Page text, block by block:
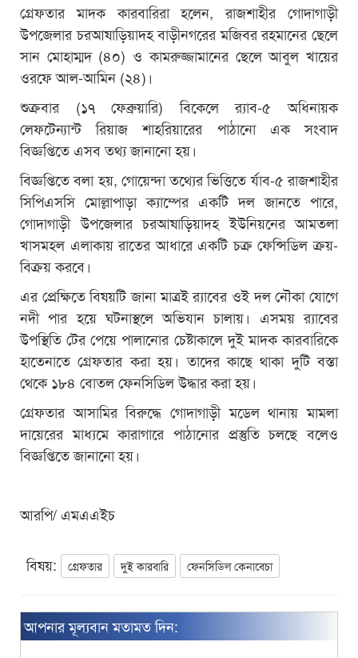
গ্রেফতার মাদক কারবারিরা হলেন, রাজশাহীর গোদাগাড়ী
উপজেলার চরআষাড়িয়াদহ বাড়ীনগরের মজিবর রহমানের ছেলে
সান মোহাম্মদ (৪০) ও কামরুজ্জামানের ছেলে আবুল খায়ের
ওরফে আল-আমিন (২৪)।
শুক্রবার (১৭ ফেব্রুয়ারি) বিকেলে র‌্যাব-৫ অধিনায়ক
লেফটেন্যান্ট রিয়াজ শাহরিয়ারের পাঠানো এক সংবাদ
বিজ্ঞপ্তিতে এসব তথ্য জানানো হয়।
বিজ্ঞপ্তিতে বলা হয়, গোয়েন্দা তথ্যের ভিত্তিতে র্যাব-৫ রাজশাহীর
সিপিএসসি মোল্লাপাড়া ক্যাম্পের একটি দল জানতে পারে,
গোদাগাড়ী উপজেলার চরআষাড়িয়াদহ ইউনিয়নের আমতলা
খাসমহল এলাকায় রাতের আধারে একটি চক্র ফেন্সিডিল ক্রয়-
বিক্রয় করবে।
এর প্রেক্ষিতে বিষয়টি জানা মাত্রই র‌্যাবের ওই দল নৌকা যোগে
নদী পার হয়ে ঘটনাস্থলে অভিযান চালায়। এসময় র‌্যাবের
উপস্থিতি টের পেয়ে পালানোর চেষ্টাকালে দুই মাদক কারবারিকে
হাতেনাতে গ্রেফতার করা হয়। তাদের কাছে থাকা দুটি বস্তা
থেকে ১৮৪ বোতল ফেনসিডিল উদ্ধার করা হয়।
গ্রেফতার আসামির বিরুদ্ধে গোদাগাড়ী মডেল থানায় মামলা
দায়েরের মাধ্যমে কারাগারে পাঠানোর প্রস্তুতি চলছে বলেও
বিজ্ঞপ্তিতে জানানো হয়।
আরপি/ এমএএইচ
বিষয়: গ্রেফতার দুই কারবারি ফেনসিডিল কেনাবেচা
আপনার মূল্যবান মতামত দিন: